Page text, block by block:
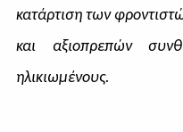
κατάρτιση των
και αξιοπρεπών
ηλικιωμένους.